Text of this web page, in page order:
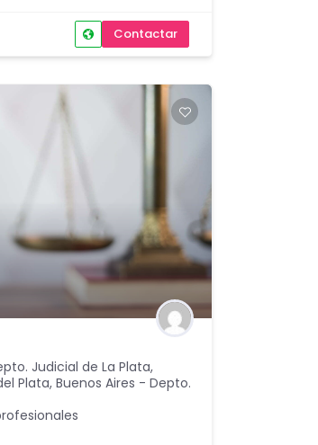
Contactar
Judicial de La Plata,
Plata, Buenos Aires - Depto.